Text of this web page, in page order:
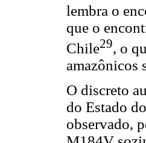
lembra o
que o
Chile29, o
amazônicos
O discreto
do Estado
observado,